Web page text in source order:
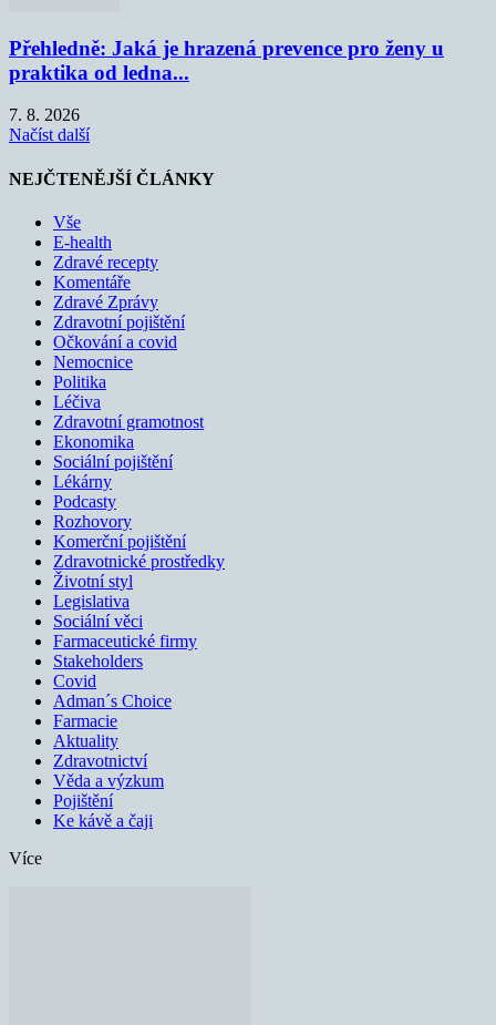
Přehledně: Jaká je hrazená prevence pro ženy u
praktika od ledna...
7. 8. 2026
Načíst další
NEJČTENĚJŠÍ ČLÁNKY
Vše
E-health
Zdravé recepty
Komentáře
Zdravé Zprávy
Zdravotní pojištění
Očkování a covid
Nemocnice
Politika
Léčiva
Zdravotní gramotnost
Ekonomika
Sociální pojištění
Lékárny
Podcasty
Rozhovory
Komerční pojištění
Zdravotnické prostředky
Životní styl
Legislativa
Sociální věci
Farmaceutické firmy
Stakeholders
Covid
Adman´s Choice
Farmacie
Aktuality
Zdravotnictví
Věda a výzkum
Pojištění
Ke kávě a čaji
Více